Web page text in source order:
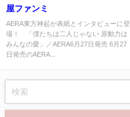
屋ファンミ
AERA東方神起が表紙とインタビューに登
場！ 「僕たちは二人じゃない 原動力は
みんなの愛」／AERA6月27日発売 6月27
日発売のAERA...